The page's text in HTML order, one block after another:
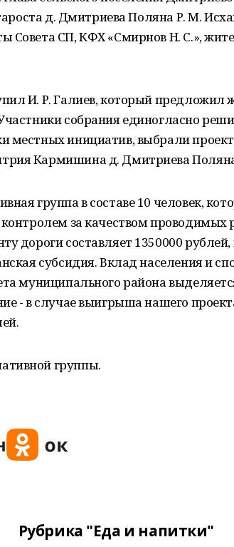
д. Дмитриева Поляна Р. М.
Совета СП, КФХ «Смирнов Н. С.»,
И. Р. Галиев, который предложил
собрания единогласно
местных инициатив, выбрали
Кармишина д. Дмитриева
группа в составе 10 человек,
за качеством проводимых
дороги составляет 1350000 рублей,
субсидия. Вклад населения и
муниципального района
- в случае выигрыша нашего
группы.
Рубрика "Еда и напитки"